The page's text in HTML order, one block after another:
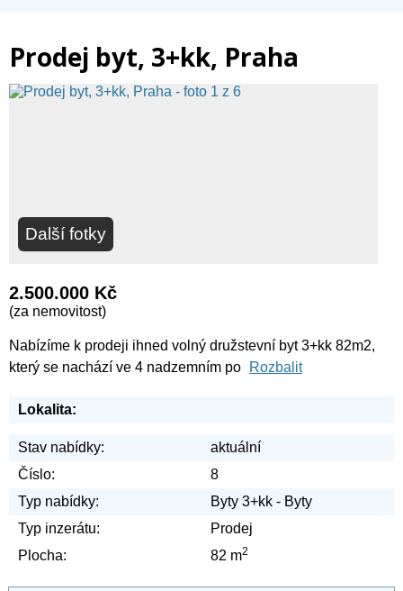
Prodej byt, 3+kk, Praha
Další fotky
2.500.000 Kč
(za nemovitost)
Nabízíme k prodeji ihned volný družstevní byt 3+kk 82m2,
který se nachází ve 4 nadzemním po
Rozbalit
Lokalita:
Stav nabídky:
aktuální
Číslo:
8
Typ nabídky:
Byty 3+kk - Byty
Typ inzerátu:
Prodej
Plocha:
82 m2